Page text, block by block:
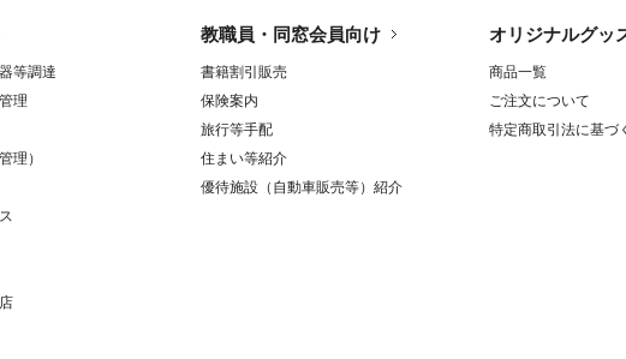
等調達
理
理）
教職員・同窓会員向け
書籍割引販売
保険案内
旅行等手配
住まい等紹介
優待施設（自動車販売等）紹介
オリジナルグッ
商品一覧
ご注文について
特定商取引法に基づ